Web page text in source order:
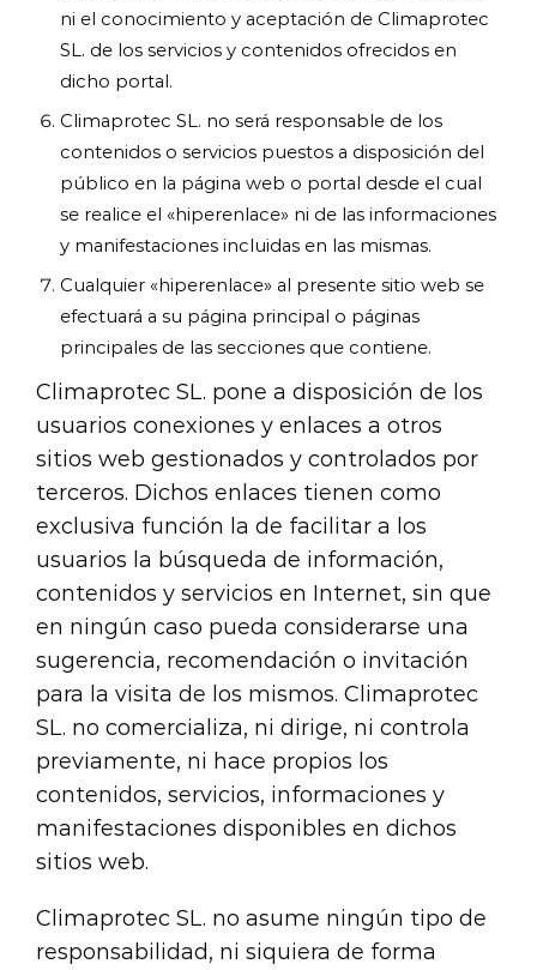
ni el conocimiento y aceptación de Climaprotec
SL. de los servicios y contenidos ofrecidos en
dicho portal.
Climaprotec SL. no será responsable de los
contenidos o servicios puestos a disposición del
público en la página web o portal desde el cual
se realice el «hiperenlace» ni de las informaciones
y manifestaciones incluidas en las mismas.
Cualquier «hiperenlace» al presente sitio web se
efectuará a su página principal o páginas
principales de las secciones que contiene.
Climaprotec SL. pone a disposición de los
usuarios conexiones y enlaces a otros
sitios web gestionados y controlados por
terceros. Dichos enlaces tienen como
exclusiva función la de facilitar a los
usuarios la búsqueda de información,
contenidos y servicios en Internet, sin que
en ningún caso pueda considerarse una
sugerencia, recomendación o invitación
para la visita de los mismos. Climaprotec
SL. no comercializa, ni dirige, ni controla
previamente, ni hace propios los
contenidos, servicios, informaciones y
manifestaciones disponibles en dichos
sitios web.
Climaprotec SL. no asume ningún tipo de
responsabilidad, ni siquiera de forma